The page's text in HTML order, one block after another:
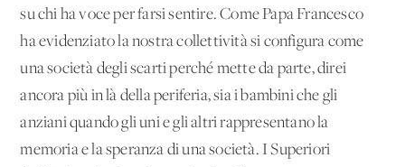
su chi ha voce per farsi sentire. Come Papa Francesco
ha evidenziato la nostra collettività si configura come
una società degli scarti perché mette da parte, direi
ancora più in là della periferia, sia i bambini che gli
anziani quando gli uni e gli altri rappresentano la
memoria e la speranza di una società. I Superiori